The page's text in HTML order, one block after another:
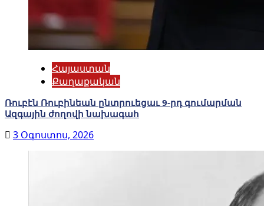
Հայաստան
Քաղաքական
Ռուբէն Ռուբինեան ընտրուեցաւ 9-րդ գումարման
Ազգային ժողովի նախագահ
3 Օգոստոս, 2026